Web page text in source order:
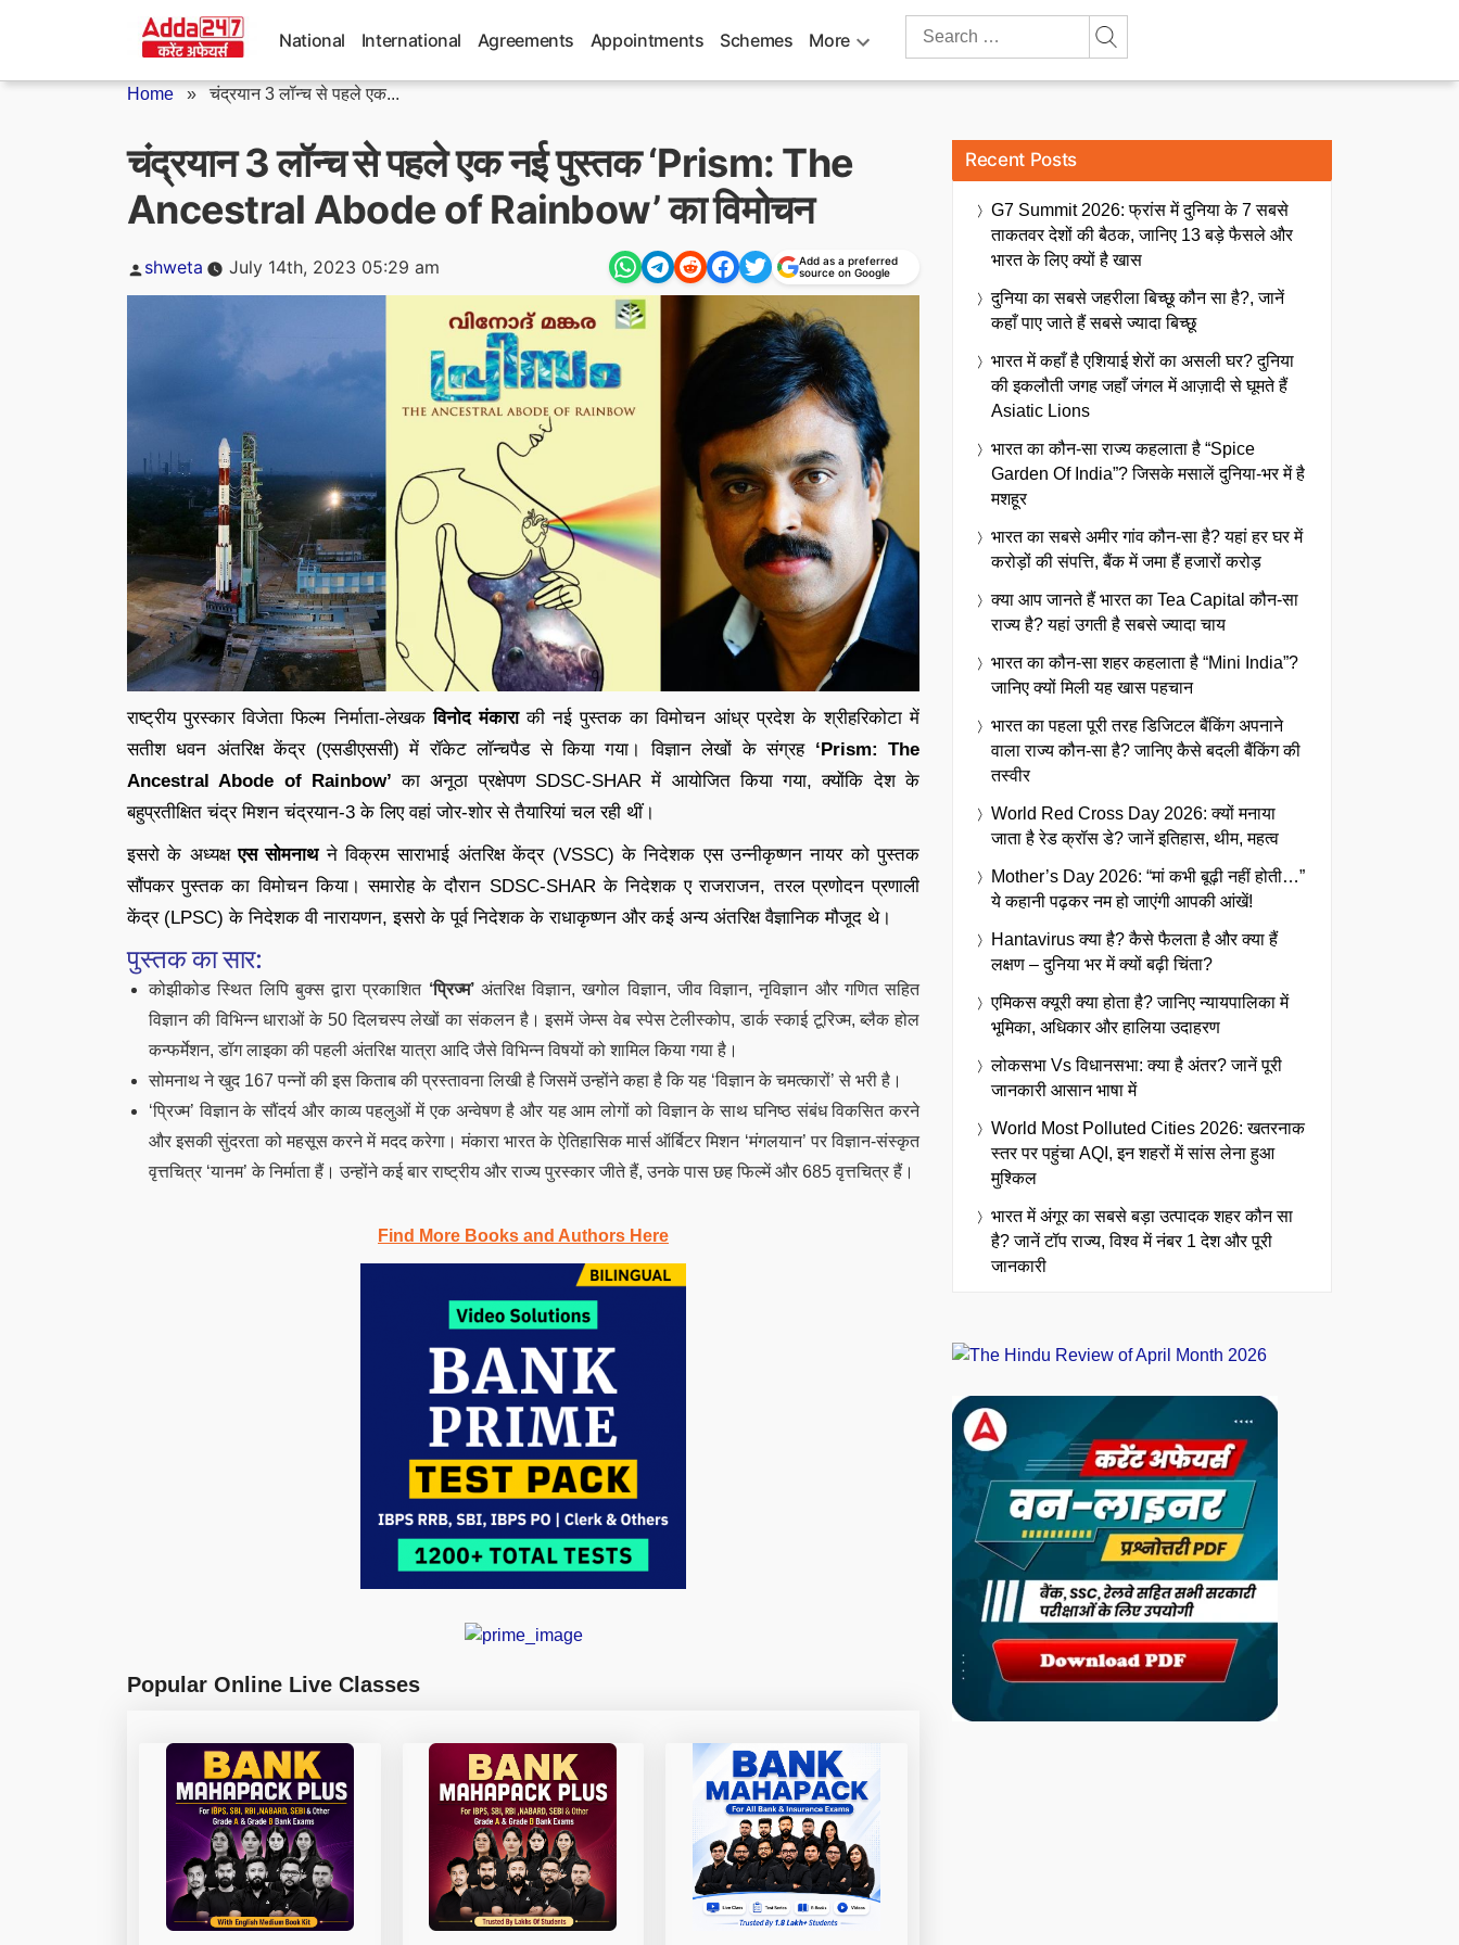
National International Agreements Appointments Schemes More
Search
Home »चंद्रयान 3 लॉन्च से पहले एक...
चंद्रयान 3 लॉन्च से पहले एक नई पुस्तक ‘Prism: The
Ancestral Abode of Rainbow’ का विमोचन
Posted
shweta July 14th, 2023 05:29 am
Add as a preferred
source on Google
राष्ट्रीय पुरस्कार विजेता फिल्म निर्माता-लेखकविनोद मंकाराकी नई पुस्तक का विमोचन आंध्र प्रदेश के श्रीहरिकोटा में
सतीश धवन अंतरिक्ष केंद्र (एसडीएससी) में रॉकेट लॉन्चपैड से किया गया। विज्ञान लेखों के संग्रह ‘Prism: The
Ancestral Abode of Rainbow’ का अनूठा प्रक्षेपण SDSC-SHAR में आयोजित किया गया, क्योंकि देश के
बहुप्रतीक्षित चंद्र मिशन चंद्रयान-3 के लिए वहां जोर-शोर से तैयारियां चल रही थीं।
इसरो के अध्यक्षएस सोमनाथने विक्रम साराभाई अंतरिक्ष केंद्र (VSSC) के निदेशक एस उन्नीकृष्णन नायर को पुस्तक
सौंपकर पुस्तक का विमोचन किया। समारोह के दौरान SDSC-SHAR के निदेशक ए राजराजन, तरल प्रणोदन प्रणाली
केंद्र (LPSC) के निदेशक वी नारायणन, इसरो के पूर्व निदेशक के राधाकृष्णन और कई अन्य अंतरिक्ष वैज्ञानिक मौजूद थे।
पुस्तक का सार:
कोझीकोड स्थित लिपि बुक्स द्वारा प्रकाशित ‘प्रिज्म’अंतरिक्ष विज्ञान, खगोल विज्ञान, जीव विज्ञान, नृविज्ञान और गणित सहित
विज्ञान की विभिन्न धाराओं के 50 दिलचस्प लेखों का संकलन है। इसमें जेम्स वेब स्पेस टेलीस्कोप, डार्क स्काई टूरिज्म, ब्लैक होल
कन्फर्मेशन, डॉग लाइका की पहली अंतरिक्ष यात्रा आदि जैसे विभिन्न विषयों को शामिल किया गया है।
सोमनाथ ने खुद 167 पन्नों की इस किताब की प्रस्तावना लिखी है जिसमें उन्होंने कहा है कि यह ‘विज्ञान के चमत्कारों’ से भरी है।
‘प्रिज्म’ विज्ञान के सौंदर्य और काव्य पहलुओं में एक अन्वेषण है और यह आम लोगों को विज्ञान के साथ घनिष्ठ संबंध विकसित करने
और इसकी सुंदरता को महसूस करने में मदद करेगा। मंकारा भारत के ऐतिहासिक मार्स ऑर्बिटर मिशन ‘मंगलयान’ पर विज्ञान-संस्कृत
वृत्तचित्र ‘यानम’ के निर्माता हैं। उन्होंने कई बार राष्ट्रीय और राज्य पुरस्कार जीते हैं, उनके पास छह फिल्में और 685 वृत्तचित्र हैं।
Find More Books and Authors Here
Popular Online Live Classes
Recent Posts
G7 Summit 2026: फ्रांस में दुनिया के 7 सबसे
ताकतवर देशों की बैठक, जानिए 13 बड़े फैसले और
भारत के लिए क्यों है खास
दुनिया का सबसे जहरीला बिच्छू कौन सा है?, जानें
कहाँ पाए जाते हैं सबसे ज्यादा बिच्छू
भारत में कहाँ है एशियाई शेरों का असली घर? दुनिया
की इकलौती जगह जहाँ जंगल में आज़ादी से घूमते हैं
Asiatic Lions
भारत का कौन-सा राज्य कहलाता है “Spice
Garden Of India”? जिसके मसालें दुनिया-भर में है
मशहूर
भारत का सबसे अमीर गांव कौन-सा है? यहां हर घर में
करोड़ों की संपत्ति, बैंक में जमा हैं हजारों करोड़
क्या आप जानते हैं भारत का Tea Capital कौन-सा
राज्य है? यहां उगती है सबसे ज्यादा चाय
भारत का कौन-सा शहर कहलाता है “Mini India”?
जानिए क्यों मिली यह खास पहचान
भारत का पहला पूरी तरह डिजिटल बैंकिंग अपनाने
वाला राज्य कौन-सा है? जानिए कैसे बदली बैंकिंग की
तस्वीर
World Red Cross Day 2026: क्यों मनाया
जाता है रेड क्रॉस डे? जानें इतिहास, थीम, महत्व
Mother’s Day 2026: “मां कभी बूढ़ी नहीं होती…”
ये कहानी पढ़कर नम हो जाएंगी आपकी आंखें!
Hantavirus क्या है? कैसे फैलता है और क्या हैं
लक्षण – दुनिया भर में क्यों बढ़ी चिंता?
एमिकस क्यूरी क्या होता है? जानिए न्यायपालिका में
भूमिका, अधिकार और हालिया उदाहरण
लोकसभा Vs विधानसभा: क्या है अंतर? जानें पूरी
जानकारी आसान भाषा में
World Most Polluted Cities 2026: खतरनाक
स्तर पर पहुंचा AQI, इन शहरों में सांस लेना हुआ
मुश्किल
भारत में अंगूर का सबसे बड़ा उत्पादक शहर कौन सा
है? जानें टॉप राज्य, विश्व में नंबर 1 देश और पूरी
जानकारी